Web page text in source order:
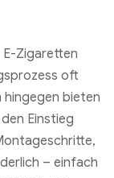
E-Zigaretten
oft
bieten
Einstieg
– einfach